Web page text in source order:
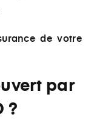
de votre
par
?